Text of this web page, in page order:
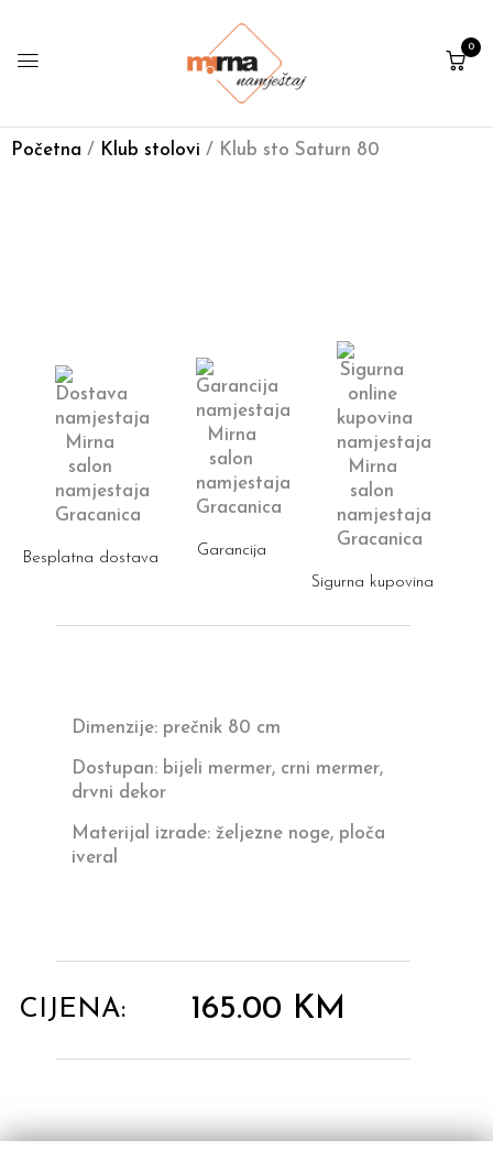
0
Početna / Klub stolovi / Klub sto Saturn 80
Besplatna dostava
Garancija
Sigurna kupovina
Dimenzije: prečnik 80 cm
Dostupan: bijeli mermer, crni mermer,
drvni dekor
Materijal izrade: željezne noge, ploča
iveral
CIJENA: 165.00 KM